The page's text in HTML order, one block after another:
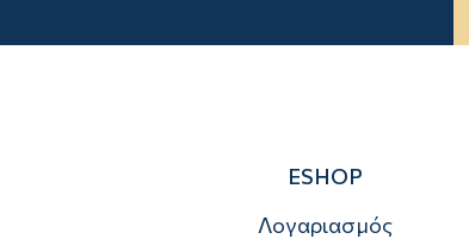
ESHOP
Λογαριασμός